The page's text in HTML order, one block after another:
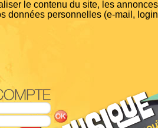
le contenu du site, les
données personnelles (e-mail,